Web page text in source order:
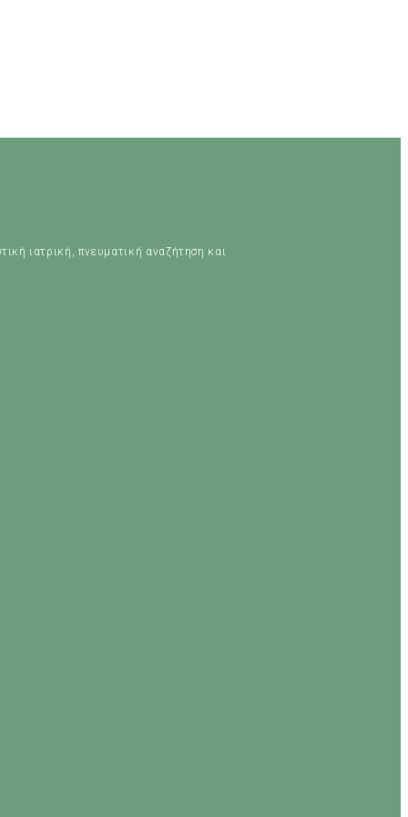
ιατρική, πνευματική αναζήτηση και